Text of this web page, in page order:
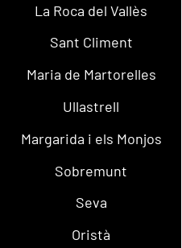
La Roca del Vallès
Sant Climent
Maria de Martorelles
Ullastrell
Margarida i els Monjos
Sobremunt
Seva
Oristà